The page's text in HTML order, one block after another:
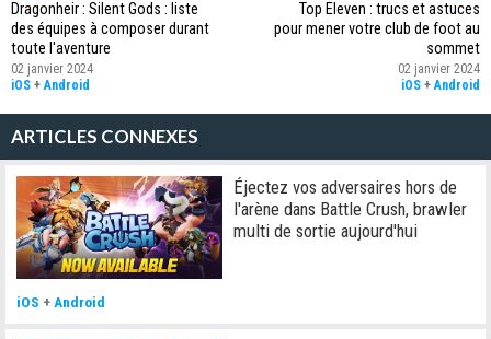
Dragonheir : Silent Gods : liste
des équipes à composer durant
toute l'aventure
02 janvier 2024
iOS +Android
Top Eleven : trucs et astuces
pour mener votre club de foot au
sommet
02 janvier 2024
iOS +Android
ARTICLES CONNEXES
Éjectez vos adversaires hors de
l'arène dans Battle Crush, brawler
multi de sortie aujourd'hui
iOS + Android